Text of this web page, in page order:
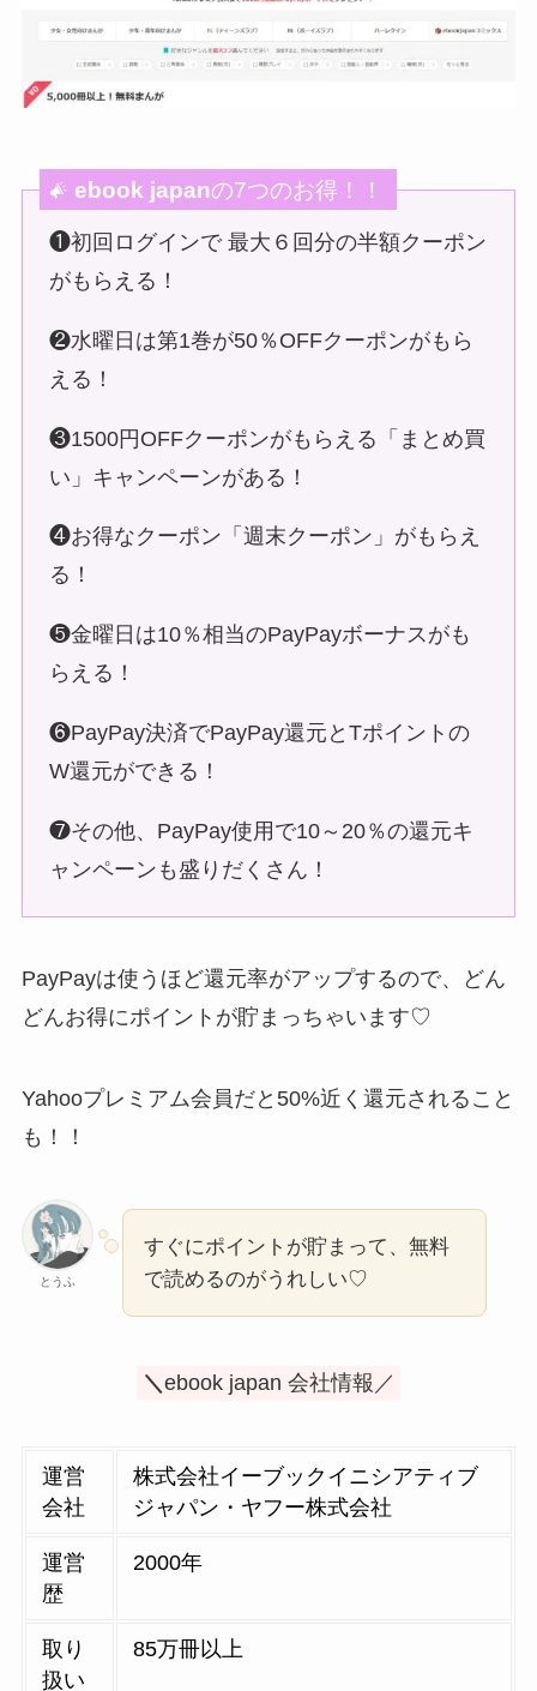
ebook japanの7つのお得！！
❶初回ログインで 最大６回分の半額クーポン
がもらえる！
❷水曜日は第1巻が50％OFFクーポンがもら
える！
❸1500円OFFクーポンがもらえる「まとめ買
い」キャンペーンがある！
❹お得なクーポン「週末クーポン」がもらえ
る！
❺金曜日は10％相当のPayPayボーナスがも
らえる！
❻PayPay決済でPayPay還元とTポイントの
W還元ができる！
❼その他、PayPay使用で10～20％の還元キ
ャンペーンも盛りだくさん！
PayPayは使うほど還元率がアップするので、どん
どんお得にポイントが貯まっちゃいます♡
Yahooプレミアム会員だと50%近く還元されること
も！！
とうふ
すぐにポイントが貯まって、無料
で読めるのがうれしい♡
＼ebook japan 会社情報／
運営
会社
株式会社イーブックイニシアティブ
ジャパン・ヤフー株式会社
運営
歴
2000年
取り
扱い
85万冊以上